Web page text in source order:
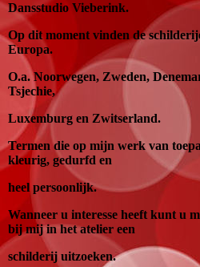
Dansstudio Vieberink.
Op dit moment vinden de
Europa.
O.a. Noorwegen, Zweden,
Tsjechie,
Luxemburg en Zwitserland.
Termen die op mijn werk van
kleurig, gedurfd en
heel persoonlijk.
Wanneer u interesse heeft kunt u
bij mij in het atelier een
schilderij uitzoeken.